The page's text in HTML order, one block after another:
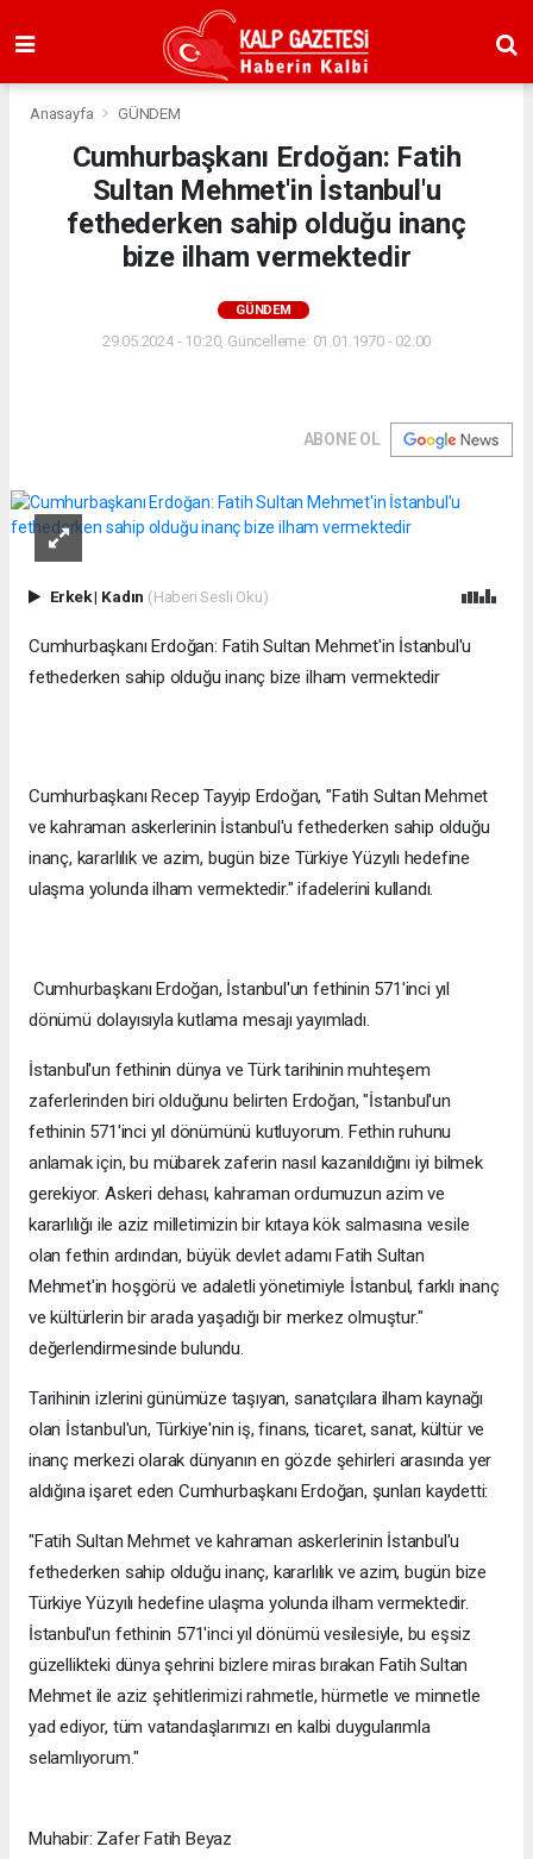
Anasayfa GÜNDEM
Cumhurbaşkanı Erdoğan: Fatih
Sultan Mehmet'in İstanbul'u
fethederken sahip olduğu inanç
bize ilham vermektedir
GÜNDEM
29.05.2024 - 10:20, Güncelleme: 01.01.1970 - 02:00
ABONE OL
Erkek| Kadın (Haberi Sesli Oku)
Cumhurbaşkanı Erdoğan: Fatih Sultan Mehmet'in İstanbul'u
fethederken sahip olduğu inanç bize ilham vermektedir
Cumhurbaşkanı Recep Tayyip Erdoğan, "Fatih Sultan Mehmet
ve kahraman askerlerinin İstanbul'u fethederken sahip olduğu
inanç, kararlılık ve azim, bugün bize Türkiye Yüzyılı hedefine
ulaşma yolunda ilham vermektedir." ifadelerini kullandı.
Cumhurbaşkanı Erdoğan, İstanbul'un fethinin 571'inci yıl
dönümü dolayısıyla kutlama mesajı yayımladı.
İstanbul'un fethinin dünya ve Türk tarihinin muhteşem
zaferlerinden biri olduğunu belirten Erdoğan, "İstanbul'un
fethinin 571'inci yıl dönümünü kutluyorum. Fethin ruhunu
anlamak için, bu mübarek zaferin nasıl kazanıldığını iyi bilmek
gerekiyor. Askeri dehası, kahraman ordumuzun azim ve
kararlılığı ile aziz milletimizin bir kıtaya kök salmasına vesile
olan fethin ardından, büyük devlet adamı Fatih Sultan
Mehmet'in hoşgörü ve adaletli yönetimiyle İstanbul, farklı inanç
ve kültürlerin bir arada yaşadığı bir merkez olmuştur."
değerlendirmesinde bulundu.
Tarihinin izlerini günümüze taşıyan, sanatçılara ilham kaynağı
olan İstanbul'un, Türkiye'nin iş, finans, ticaret, sanat, kültür ve
inanç merkezi olarak dünyanın en gözde şehirleri arasında yer
aldığına işaret eden Cumhurbaşkanı Erdoğan, şunları kaydetti:
"Fatih Sultan Mehmet ve kahraman askerlerinin İstanbul'u
fethederken sahip olduğu inanç, kararlılık ve azim, bugün bize
Türkiye Yüzyılı hedefine ulaşma yolunda ilham vermektedir.
İstanbul'un fethinin 571'inci yıl dönümü vesilesiyle, bu eşsiz
güzellikteki dünya şehrini bizlere miras bırakan Fatih Sultan
Mehmet ile aziz şehitlerimizi rahmetle, hürmetle ve minnetle
yad ediyor, tüm vatandaşlarımızı en kalbi duygularımla
selamlıyorum."
Muhabir: Zafer Fatih Beyaz